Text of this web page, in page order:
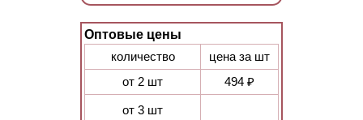
Оптовые цены
количество
цена за шт
от 2 шт
494 ₽
от 3 шт